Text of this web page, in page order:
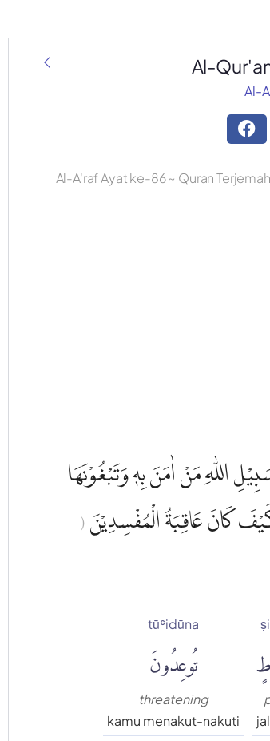
Al-
Al-
Al-A'raf Ayat ke-86 ~ Quran
اللّٰهِ مَنْ اٰمَنَ بِهٖ وَتَبْغُوْنَهَا
كَانَ عَاقِبَةُ الْمُفْسِدِيْنَ (
tūʿidūna
تُوعِدُونَ
threatening
kamu menakut-nakuti